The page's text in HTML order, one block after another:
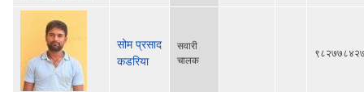
सोम प्रसाद
कडरिया
सवारी
चालक